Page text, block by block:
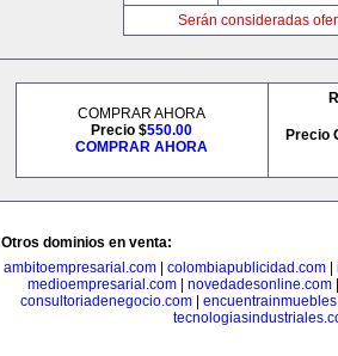
Serán consideradas
COMPRAR AHORA
Precio $550.00
COMPRAR AHORA
Precio
Otros dominios en venta:
ambitoempresarial.com| colombiapublicidad.com|
medioempresarial.com| novedadesonline.com
consultoriadenegocio.com|